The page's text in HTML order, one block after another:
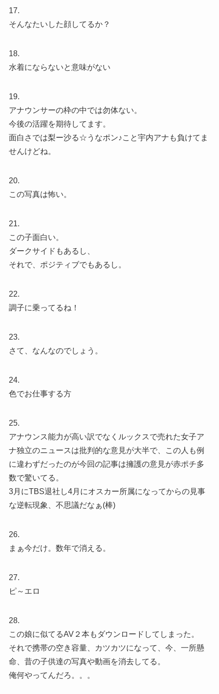
17.
そんなたいした顔してるか？
18.
水着にならないと意味がない
19.
アナウンサーの枠の中では勿体ない。
今後の活躍を期待してます。
面白さでは梨ー沙る☆うなポン♪こと宇内アナも負けてま
せんけどね。
20.
この写真は怖い。
21.
この子面白い。
ダークサイドもあるし、
それで、ポジティブでもあるし。
22.
調子に乗ってるね！
23.
さて、なんなのでしょう。
24.
色でお仕事する方
25.
アナウンス能力が高い訳でなくルックスで売れた女子ア
ナ独立のニュースは批判的な意見が大半で、この人も例
に違わずだったのが今回の記事は擁護の意見が赤ポチ多
数で驚いてる。
3月にTBS退社し4月にオスカー所属になってからの見事
な逆転現象、不思議だなぁ(棒)
26.
まぁ今だけ。数年で消える。
27.
ピ～エロ
28.
この娘に似てるAV２本もダウンロードしてしまった。
それで携帯の空き容量、カツカツになって、今、一所懸
命、昔の子供達の写真や動画を消去してる。
俺何やってんだろ。。。